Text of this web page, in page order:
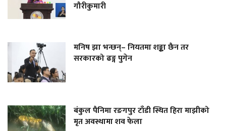
गौरीकुमारी
मनिष झा भन्छन्– नियतमा शङ्का छैन तर
सरकारको ढङ्ग पुगेन
बंकुल पैनिमा रङगपुर टाँडी स्थित हिरा माझीको
मृत अवस्थामा शव फेला